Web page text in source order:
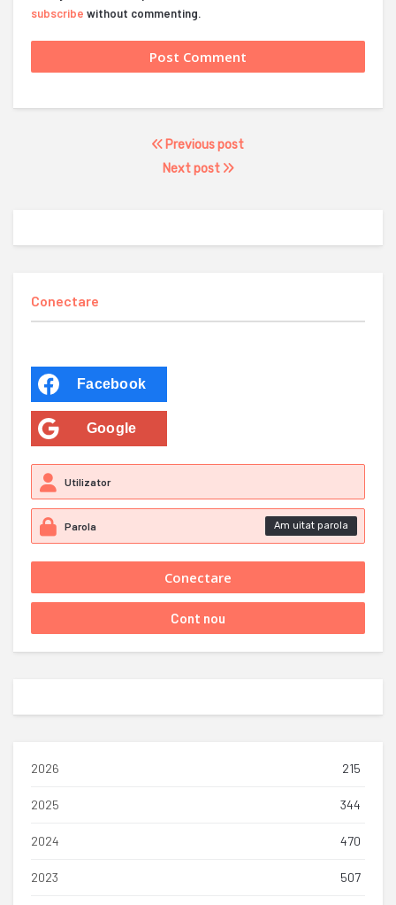
subscribe without commenting.
Previous post
Next post
Conectare
Facebook
Google
Am uitat parola
2026 215
2025 344
2024 470
2023 507